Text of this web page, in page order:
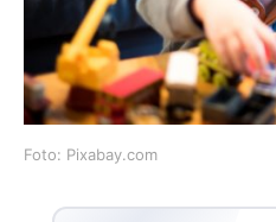
Foto: Pixabay.com